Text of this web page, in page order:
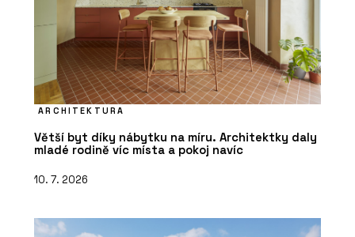
ARCHITEKTURA
Větší byt díky nábytku na míru. Architektky daly
mladé rodině víc místa a pokoj navíc
10. 7. 2026